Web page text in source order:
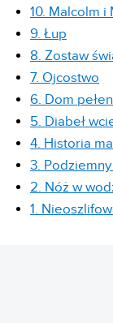
10. Malcolm i
9. Łup
8. Zostaw
7. Ojcostwo
6. Dom
5. Diabeł
4. Historia
3.
2. Nóż w
1.